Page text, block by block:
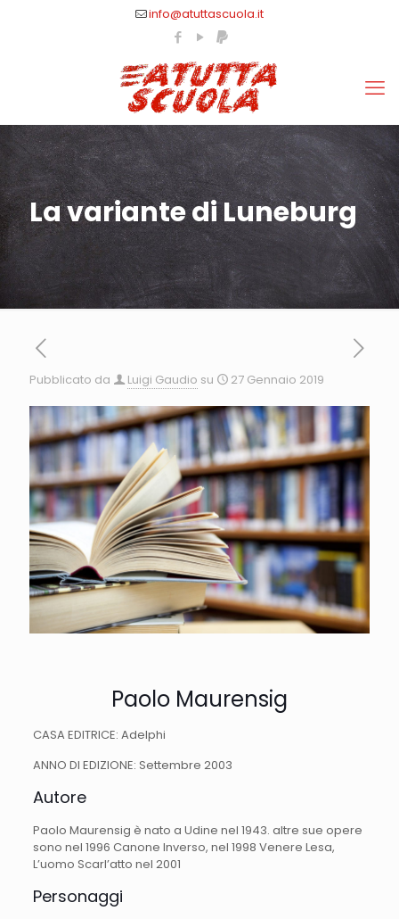
info@atuttascuola.it
La variante di Luneburg
Pubblicato da Luigi Gaudio su 27 Gennaio 2019
Paolo Maurensig
CASA EDITRICE: Adelphi
ANNO DI EDIZIONE: Settembre 2003
Autore
Paolo Maurensig è nato a Udine nel 1943. altre sue opere
sono nel 1996 Canone Inverso, nel 1998 Venere Lesa,
L’uomo Scarl’atto nel 2001
Personaggi